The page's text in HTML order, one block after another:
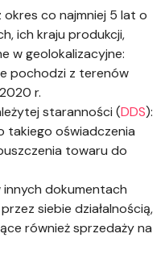
co najmniej 5 lat o
ich kraju produkcji,
w geolokalizacyjne:
pochodzi z terenów
r.
staranności (DDS):
takiego oświadczenia
towaru do
innych dokumentach
siebie działalnością,
również sprzedaży na